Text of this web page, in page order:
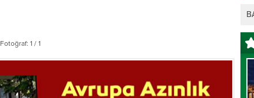
Fotoğraf: 1 / 1